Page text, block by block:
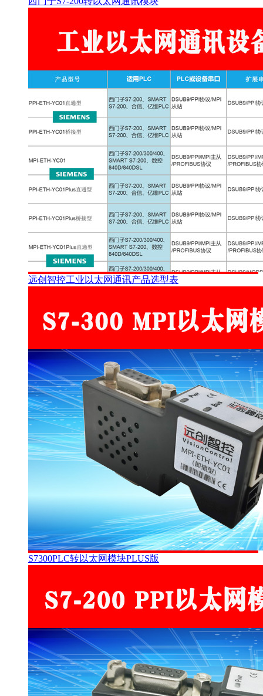
远创智控工业以太网通讯产品选型表
S7300PLC转以太网模块PLUS版